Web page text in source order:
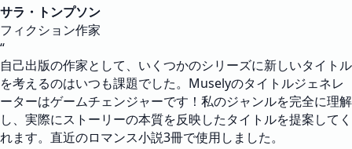
サラ・トンプソン
フィクション作家
“
自己出版の作家として、いくつかのシリーズに新しいタイトル
を考えるのはいつも課題でした。Muselyのタイトルジェネレ
ーターはゲームチェンジャーです！私のジャンルを完全に理解
し、実際にストーリーの本質を反映したタイトルを提案してく
れます。直近のロマンス小説3冊で使用しました。